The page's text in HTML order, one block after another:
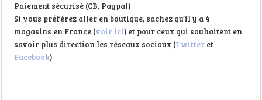
Paiement sécurisé (CB, Paypal)
Si vous préférez aller en boutique, sachez qu’il y a 4
magasins en France (voir ici) et pour ceux qui souhaitent en
savoir plus direction les réseaux sociaux (Twitter et
Facebook)